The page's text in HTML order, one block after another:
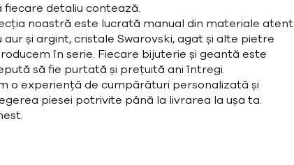
fiecare detaliu contează.
noastră este lucrată manual din materiale atent
și argint, cristale Swarovski, agat și alte pietre
în serie. Fiecare bijuterie și geantă este
să fie purtată și prețuită ani întregi.
o experiență de cumpărături personalizată și
piesei potrivite până la livrarea la ușa ta.